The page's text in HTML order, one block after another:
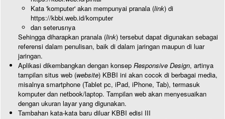
Kata 'komputer' akan mempunyai pranala (link) di
https://kbbi.web.id/komputer
dan seterusnya
Sehingga diharapkan pranala (link) tersebut dapat digunakan sebagai
referensi dalam penulisan, baik di dalam jaringan maupun di luar
jaringan.
Aplikasi dikembangkan dengan konsep Responsive Design, artinya
tampilan situs web (website) KBBI ini akan cocok di berbagai media,
misalnya smartphone (Tablet pc, iPad, iPhone, Tab), termasuk
komputer dan netbook/laptop. Tampilan web akan menyesuaikan
dengan ukuran layar yang digunakan.
Tambahan kata-kata baru diluar KBBI edisi III